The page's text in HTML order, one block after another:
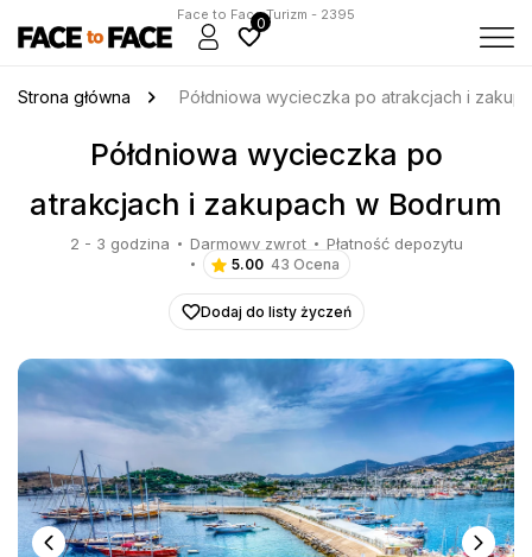
Face to Face Turizm - 2395
0
Strona główna Półdniowa wycieczka po atrakcjach i
Półdniowa wycieczka po
atrakcjach i zakupach w Bodrum
2 - 3 godzina Darmowy zwrot Płatność depozytu
5.00 43 Ocena
Dodaj do listy życzeń